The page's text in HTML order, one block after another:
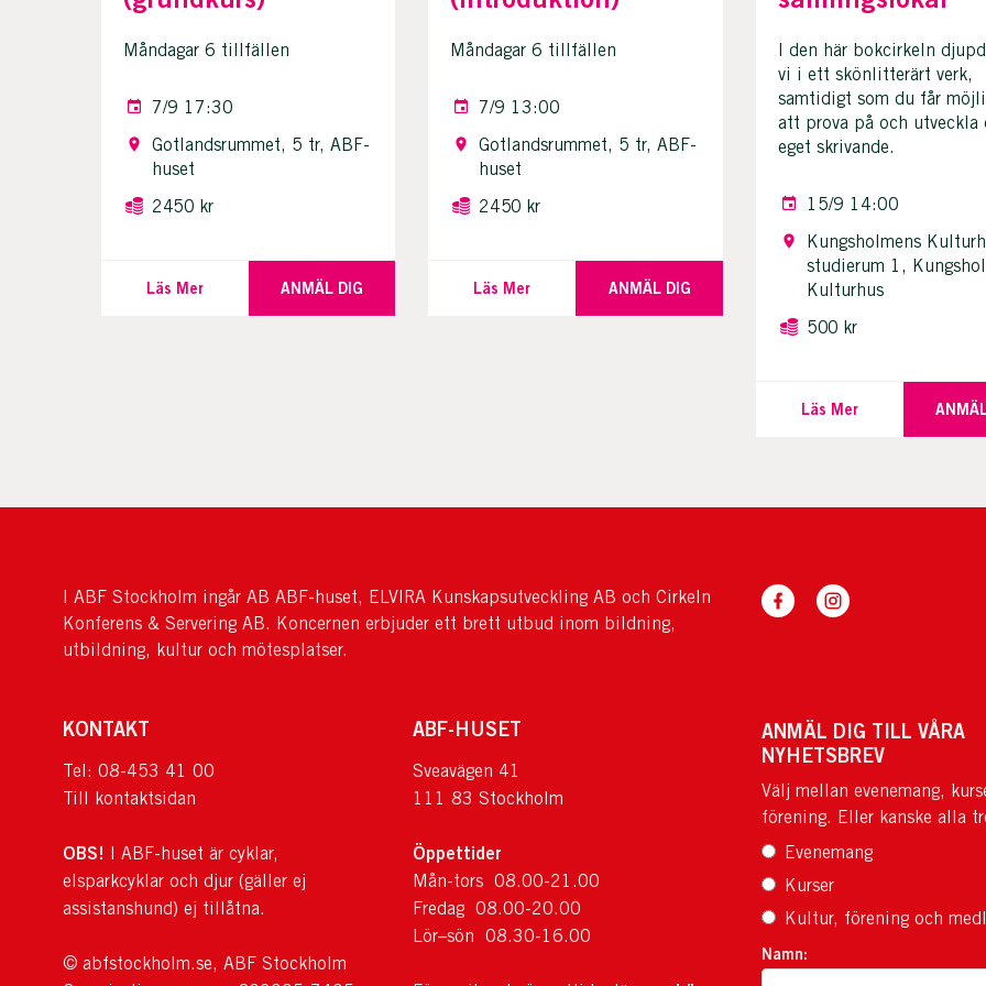
Måndagar 6 tillfällen
7/9 17:30
Gotlandsrummet, 5 tr, ABF-
huset
2450 kr
Läs Mer ANMÄL DIG
Måndagar 6 tillfällen
7/9 13:00
Gotlandsrummet, 5 tr, ABF-
huset
2450 kr
Läs Mer ANMÄL DIG
I den här bokcirkeln
vi i ett skönlitterärt verk,
samtidigt som du får
att prova på och
eget skrivande.
15/9 14:00
Kungsholmens
studierum 1,
Kulturhus
500 kr
Läs Mer
I ABF Stockholm ingår AB ABF-huset, ELVIRA Kunskapsutveckling AB och Cirkeln
Konferens & Servering AB. Koncernen erbjuder ett brett utbud inom bildning,
utbildning, kultur och mötesplatser.
KONTAKT
Tel: 08-453 41 00
Till kontaktsidan
OBS! I ABF-huset är cyklar,
elsparkcyklar och djur (gäller ej
assistanshund) ej tillåtna.
© abfstockholm.se, ABF Stockholm
ABF-HUSET
Sveavägen 41
111 83 Stockholm
Öppettider
Mån-tors 08.00-21.00
Fredag 08.00-20.00
Lör–sön 08.30-16.00
ANMÄL DIG TILL VÅRA
NYHETSBREV
Välj mellan evenemang,
förening. Eller kanske alla
Evenemang
Kurser
Kultur, förening och
Namn: